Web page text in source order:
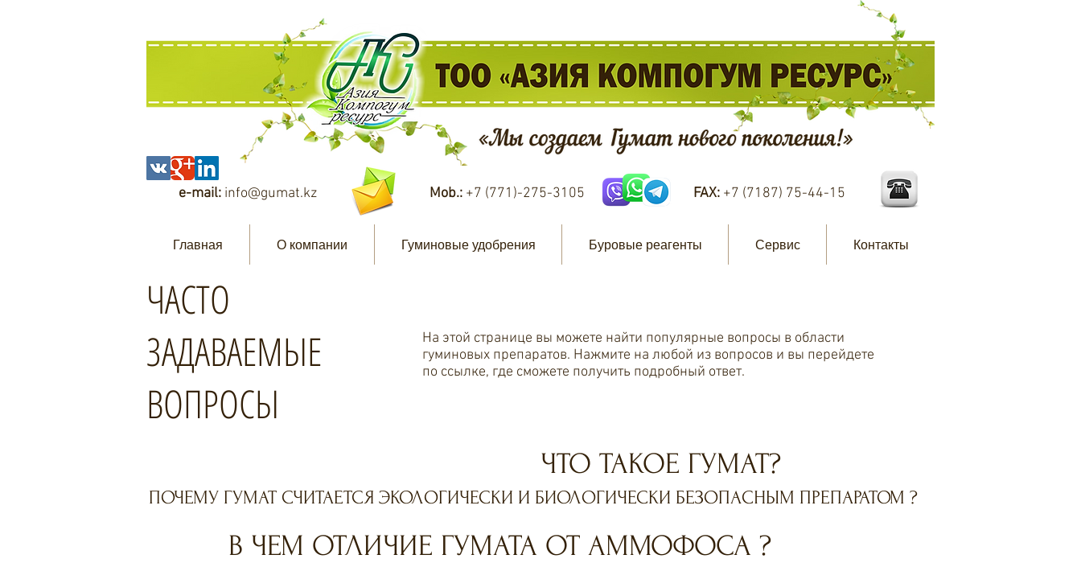
e-mail: info@gumat.kz Mob.: +7 (771)-275-3105 FAX: +7 (7187) 75-44-15
Главная О компании Гуминовые удобрения Буровые реагенты Сервис Контакты
ЧАСТО
ЗАДАВАЕМЫЕ
ВОПРОСЫ
На этой странице вы можете найти популярные вопросы в области
гуминовых препаратов. Нажмите на любой из вопросов и вы перейдете
по ссылке, где сможете получить подробный ответ.
ЧТО ТАКОЕ ГУМАТ?
ПОЧЕМУ ГУМАТ СЧИТАЕТСЯ ЭКОЛОГИЧЕСКИ И БИОЛОГИЧЕСКИ БЕЗОПАСНЫМ ПРЕПАРАТОМ ?
В ЧЕМ ОТЛИЧИЕ ГУМАТА ОТ АММОФОСА ?